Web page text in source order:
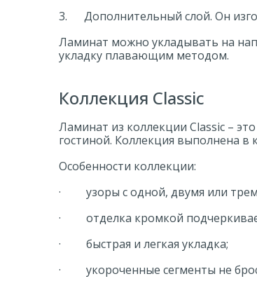
3. Дополнительный слой. Он
Ламинат можно укладывать на
укладку плавающим методом.
Коллекция Classic
Ламинат из коллекции Classic –
гостиной. Коллекция выполнена в
Особенности коллекции:
· узоры с одной, двумя или
· отделка кромкой
· быстрая и легкая укладка;
· укороченные сегменты не